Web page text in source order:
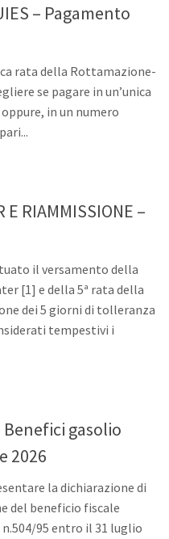
– Pagamento
rata della Rottamazione-
se pagare in un’unica
in un numero
E RIAMMISSIONE –
il versamento della
[1] e della 5ª rata della
dei 5 giorni di tolleranza
tempestivi i
Benefici gasolio
2026
la dichiarazione di
del beneficio fiscale
95 entro il 31 luglio